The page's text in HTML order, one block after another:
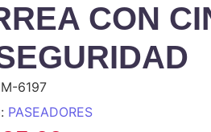
CON
6197
PASEADORES